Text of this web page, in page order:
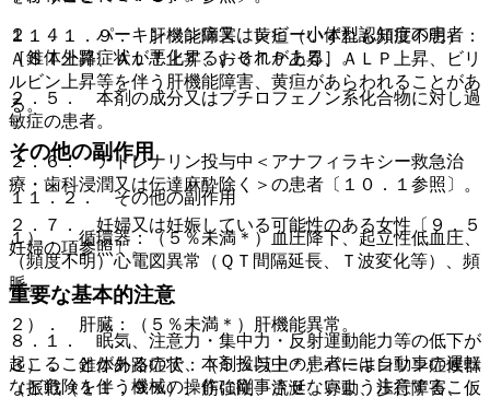
２．４． パーキンソン病又はレビー小体型認知症の患者
［錐体外路症状が悪化するおそれがある］。
２．５． 本剤の成分又はブチロフェノン系化合物に対し過
敏症の患者。
２．６． アドレナリン投与中＜アナフィラキシー救急治
療・歯科浸潤又は伝達麻酔除く＞の患者〔１０．１参照〕。
２．７． 妊婦又は妊娠している可能性のある女性〔９．５
妊婦の項参照〕。
重要な基本的注意
８．１． 眠気、注意力・集中力・反射運動能力等の低下が
起こることがあるので、本剤投与中の患者には自動車の運転
など危険を伴う機械の操作に従事させないよう注意するこ
１１．１．９． 肝機能障害、黄疸（いずれも頻度不明）：
ＡＳＴ上昇、ＡＬＴ上昇、γ−ＧＴＰ上昇、ＡＬＰ上昇、ビリ
ルビン上昇等を伴う肝機能障害、黄疸があらわれることがあ
る。
その他の副作用
１１．２． その他の副作用
１）． 循環器：（５％未満＊）血圧降下、起立性低血圧、
（頻度不明）心電図異常（ＱＴ間隔延長、Ｔ波変化等）、頻
脈。
２）． 肝臓：（５％未満＊）肝機能異常。
３）． 錐体外路症状：（５％以上＊）パーキンソン症候群
（振戦（１１．９％）、筋強剛、流涎、寡動、歩行障害、仮